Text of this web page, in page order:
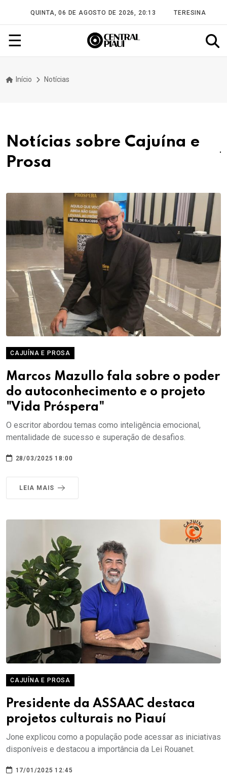
QUINTA, 06 DE AGOSTO DE 2026, 20:13 TERESINA
☰
Início Notícias
Notícias sobre Cajuína e
Prosa
CAJUÍNA E PROSA
Marcos Mazullo fala sobre o poder
do autoconhecimento e o projeto
"Vida Próspera"
O escritor abordou temas como inteligência emocional,
mentalidade de sucesso e superação de desafios.
28/03/2025 18:00
LEIA MAIS
CAJUÍNA E PROSA
Presidente da ASSAAC destaca
projetos culturais no Piauí
Jone explicou como a população pode acessar as iniciativas
disponíveis e destacou a importância da Lei Rouanet.
17/01/2025 12:45